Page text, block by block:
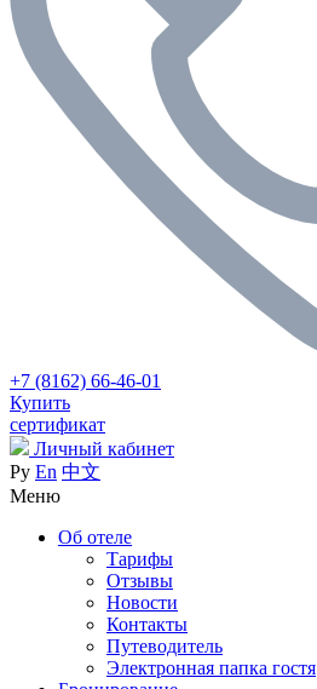
+7 (8162) 66-46-01
Купить
сертификат
Личный кабинет
Ру En 中文
Меню
Об отеле
Тарифы
Отзывы
Новости
Контакты
Путеводитель
Электронная папка гостя